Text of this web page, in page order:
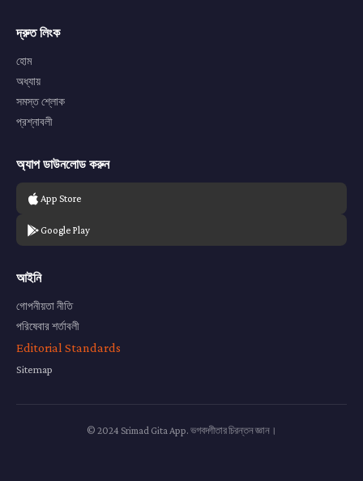
দ্রুত লিংক
হোম
অধ্যায়
সমস্ত শ্লোক
প্রশ্নাবলী
অ্যাপ ডাউনলোড করুন
App Store
Google Play
আইনি
গোপনীয়তা নীতি
পরিষেবার শর্তাবলী
Editorial Standards
Sitemap
© 2024 Srimad Gita App. ভগবদ্গীতার চিরন্তন জ্ঞান।